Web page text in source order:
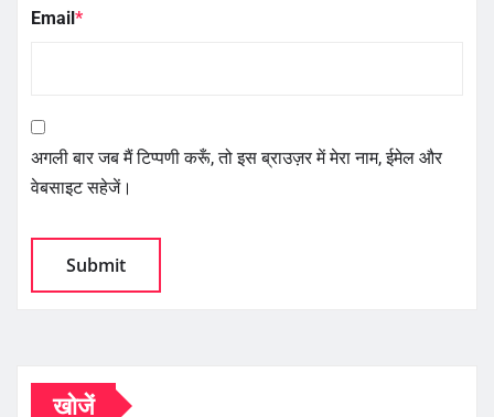
Email *
अगली बार जब मैं टिप्पणी करूँ, तो इस ब्राउज़र में मेरा नाम, ईमेल और
वेबसाइट सहेजें।
खोजें